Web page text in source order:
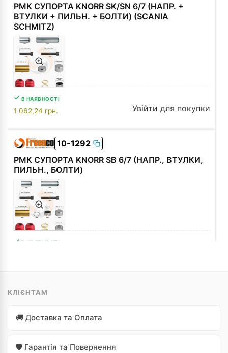
РМК СУПОРТА KNORR SK/SN 6/7 (НАПР. +
ВТУЛКИ + ПИЛЬН. + БОЛТИ) (SCANIA
SCHMITZ)
В НАЯВНОСТІ
1 062,24 грн. Увійти для покупки
10-1292
РМК СУПОРТА KNORR SB 6/7 (НАПР., ВТУЛКИ,
ПИЛЬН., БОЛТИ)
В НАЯВНОСТІ
КЛІЄНТАМ
🚚 Доставка та Оплата
🛡️ Гарантія та Повернення